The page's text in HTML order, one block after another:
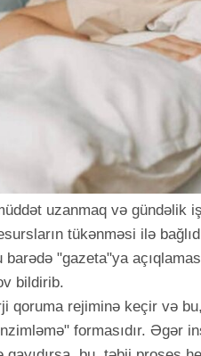
uzanmaq və gündəlik
tükənməsi ilə
"gazeta"ya
bildirib.
qoruma rejiminə keçir və
formasıdır. Əgər